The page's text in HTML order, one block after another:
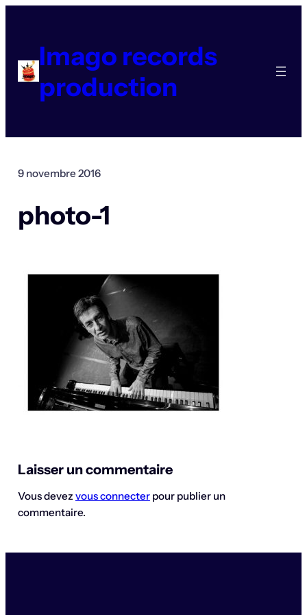
contenuImago records
production
9 novembre 2016
photo-1
Laisser un commentaire
Vous devez vous connecterpour publier un
commentaire.